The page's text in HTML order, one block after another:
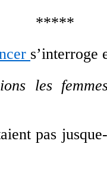
*****
s’interroge
les
pas